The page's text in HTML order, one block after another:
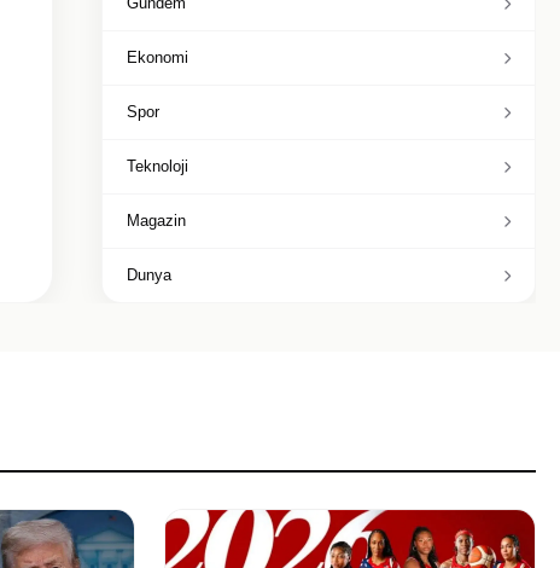
Ekonomi
Spor
Teknoloji
Magazin
Dunya